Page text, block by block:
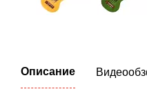
Описание